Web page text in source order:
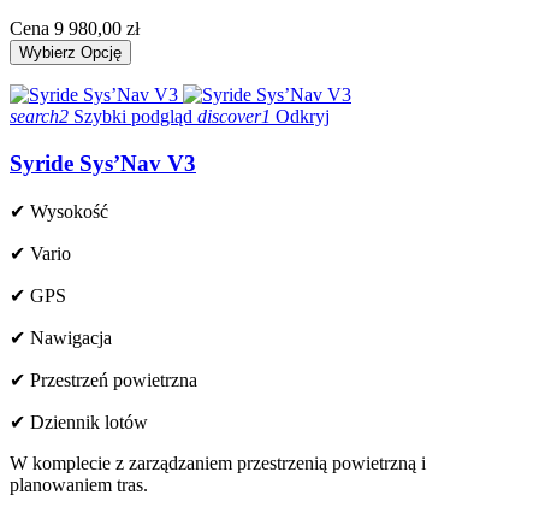
Cena 9 980,00 zł
Wybierz Opcję
search2 Szybki podgląd discover1 Odkryj
Syride Sys’Nav V3
✔ Wysokość
✔ Vario
✔ GPS
✔ Nawigacja
✔ Przestrzeń powietrzna
✔ Dziennik lotów
W komplecie z zarządzaniem przestrzenią powietrzną i
planowaniem tras.